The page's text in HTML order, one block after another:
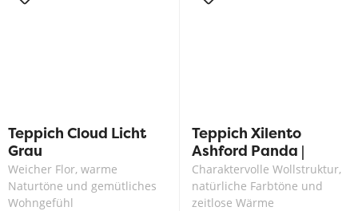
Teppich Cloud Licht
Grau
Weicher Flor, warme
Naturtöne und gemütliches
Wohngefühl
Teppich Xilento
Ashford Panda |
200x300 cm
Charaktervolle Wollstruktur,
natürliche Farbtöne und
zeitlose Wärme